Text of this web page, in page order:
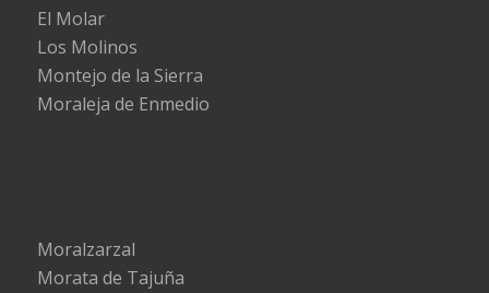
El Molar
Los Molinos
Montejo de la Sierra
Moraleja de Enmedio
Moralzarzal
Morata de Tajuña